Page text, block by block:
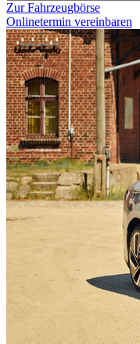
Zur Fahrzeugbörse
Onlinetermin vereinbaren